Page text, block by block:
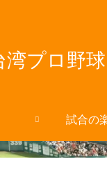
湾プロ野
試合の